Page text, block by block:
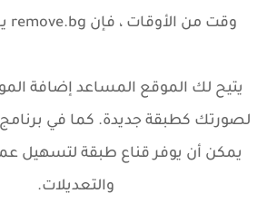
وقت من الأوقات ، فإن remove.bg يجعلها تحدث.
يتيح لك الموقع المساعد إضافة
لصورتك كطبقة جديدة. كما في
يمكن أن يوفر قناع طبقة لتسهيل
والتعديلات.